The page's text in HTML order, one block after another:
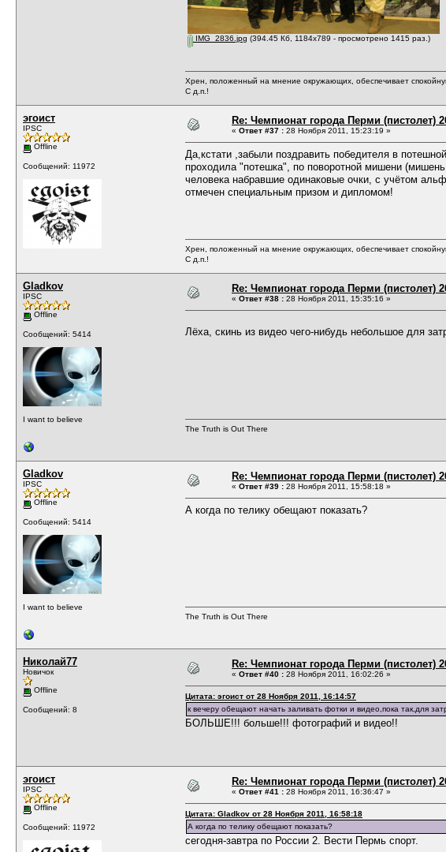
IMG_2836.jpg (394.45 Кб, 1184x789 - просмотрено 1415 раз.)
Хрен, положенный на мнение окружающих, обеспечивает
С д.п.!
эгоист
IPSC
Offline
Сообщений: 11972
Re: Чемпионат города Перми (пистолет)
« Ответ #37 : 28 Ноября 2011, 15:23:19 »
Да,кстати ,забыли поздравить победителя в
проходила "потешка", по поворотной мишени
человека набравшие одинаковые очки, с учётом
отмечен специальным призом и дипломом!
Хрен, положенный на мнение окружающих, обеспечивает
С д.п.!
Gladkov
IPSC
Offline
Сообщений: 5414
I want to believe
Re: Чемпионат города Перми (пистолет)
« Ответ #38 : 28 Ноября 2011, 15:35:16 »
Лёха, скинь из видео чего-нибудь небольшое для
The Truth is Out There
Gladkov
IPSC
Offline
Сообщений: 5414
I want to believe
Re: Чемпионат города Перми (пистолет)
« Ответ #39 : 28 Ноября 2011, 15:58:18 »
А когда по телику обещают показать?
The Truth is Out There
Николай77
Новичок
Offline
Сообщений: 8
Re: Чемпионат города Перми (пистолет)
« Ответ #40 : 28 Ноября 2011, 16:02:26 »
Цитата: эгоист от 28 Ноября 2011, 16:14:57
к вечеру обещают начать заливать фотки и видео,пока так,для
БОЛЬШЕ!!! больше!!! фотографий и видео!!
эгоист
IPSC
Offline
Сообщений: 11972
Re: Чемпионат города Перми (пистолет)
« Ответ #41 : 28 Ноября 2011, 16:36:47 »
Цитата: Gladkov от 28 Ноября 2011, 16:58:18
А когда по телику обещают показать?
сегодня-завтра по России 2. Вести Пермь спорт.